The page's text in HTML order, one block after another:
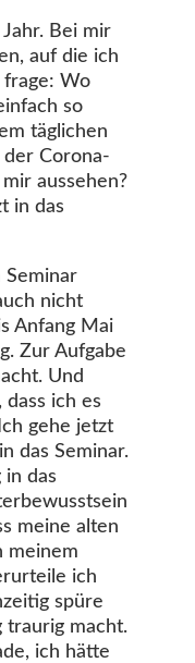
Bei mir
auf die ich
frage: Wo
so
täglichen
der Corona-
aussehen?
in das
Seminar
nicht
Anfang Mai
Zur Aufgabe
Und
ich es
gehe jetzt
das Seminar.
in das
meine alten
meinem
ich
spüre
traurig macht.
ich hätte